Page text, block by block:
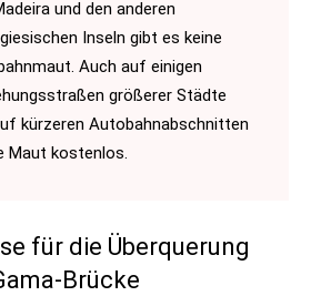
und den anderen
Inseln gibt es keine
Auch auf einigen
größerer Städte
kürzeren Autobahnabschnitten
Maut kostenlos.
für die Überquerung
Brücke